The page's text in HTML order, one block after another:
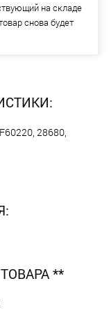
на складе
снова будет
28680,
**